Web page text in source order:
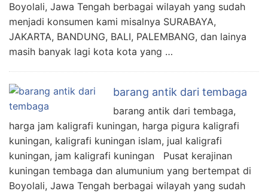
Boyolali, Jawa Tengah berbagai wilayah yang sudah
menjadi konsumen kami misalnya SURABAYA,
JAKARTA, BANDUNG, BALI, PALEMBANG, dan lainya
masih banyak lagi kota kota yang …
barang antik dari tembaga
barang antik dari tembaga,
harga jam kaligrafi kuningan, harga pigura kaligrafi
kuningan, kaligrafi kuningan islam, jual kaligrafi
kuningan, jam kaligrafi kuningan Pusat kerajinan
kuningan tembaga dan alumunium yang bertempat di
Boyolali, Jawa Tengah berbagai wilayah yang sudah